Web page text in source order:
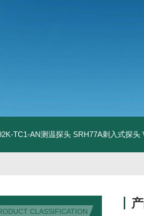
TC1-AN测温探头 SRH77A刺入式探头
CLASSIFICATION